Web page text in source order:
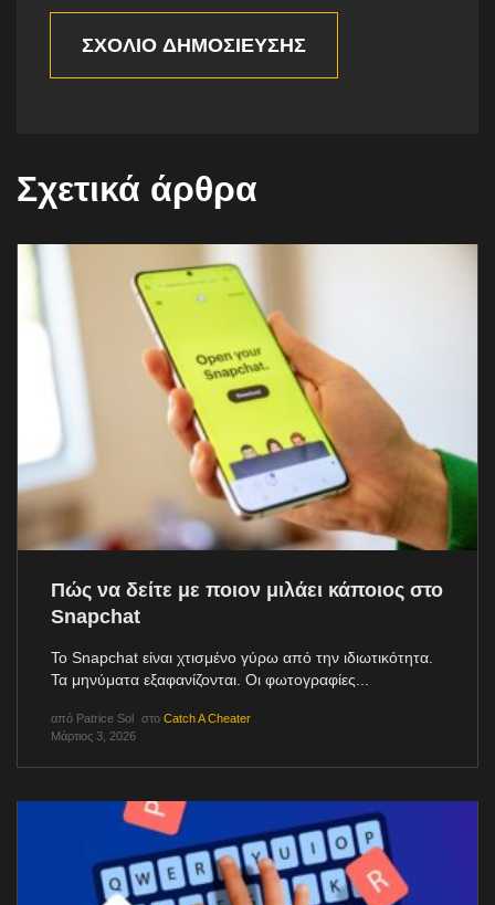
ΣΧΌΛΙΟ ΔΗΜΟΣΊΕΥΣΗΣ
Σχετικά άρθρα
Πώς να δείτε με ποιον μιλάει κάποιος στο
Snapchat
Το Snapchat είναι χτισμένο γύρω από την ιδιωτικότητα.
Τα μηνύματα εξαφανίζονται. Οι φωτογραφίες...
από Patrice Sol στο Catch A Cheater
Μάρτιος 3, 2026